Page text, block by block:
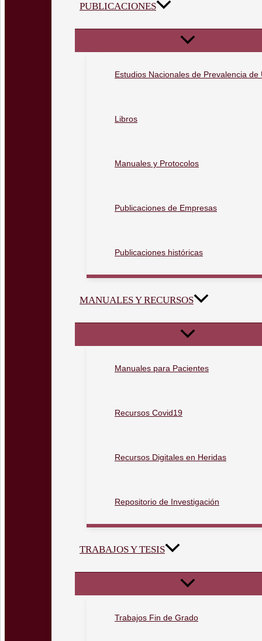
PUBLICACIONES
Estudios Nacionales de Prevalencia de
Libros
Manuales y Protocolos
Publicaciones de Empresas
Publicaciones históricas
MANUALES Y RECURSOS
Manuales para Pacientes
Recursos Covid19
Recursos Digitales en Heridas
Repositorio de Investigación
TRABAJOS Y TESIS
Trabajos Fin de Grado